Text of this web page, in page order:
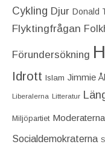
Cykling Djur Donald
Flyktingfrågan
Förundersökning
Idrott Islam Jimmie
Liberalerna Litteratur
Miljöpartiet Moderaterna
Socialdemokraterna